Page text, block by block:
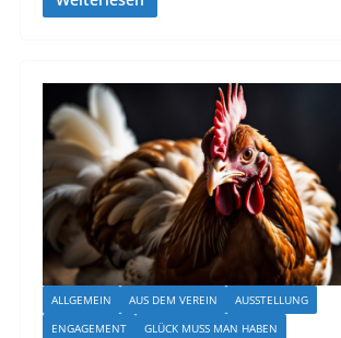
ALLGEMEIN AUS DEM VEREIN
AUSSTELLUNG
ENGAGEMENT
GLÜCK MUSS MAN HABEN